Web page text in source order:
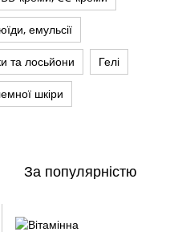
емульсії
та лосьйони Гелі
шкіри
За популярністю